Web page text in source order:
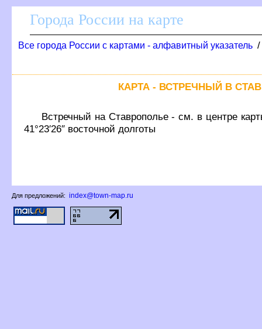
Города России на карте
се города России с картами - алфавитный указатель
КАРТА - ВСТРЕЧНЫЙ В
стречный на Ставрополье - см. в центре
41°23′26″ восточной долготы
Для предложений: index@town-map.ru